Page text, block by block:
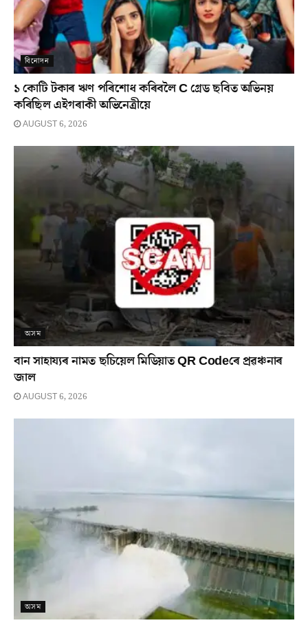
বিনোদন
১ কোটি টকাৰ ঋণ পৰিশোধ কৰিবলৈ C গ্ৰেড ছবিত অভিনয়
কৰিছিল এইগৰাকী অভিনেত্ৰীয়ে
AUGUST 6, 2026
অসম
বান সাহায্যৰ নামত ছচিয়েল মিডিয়াত QR Codeৰে প্ৰৱঞ্চনাৰ
জাল
AUGUST 6, 2026
অসম